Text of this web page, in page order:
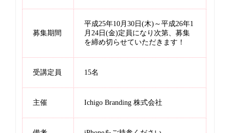
募集期間
平成25年10月30日(木)～平成26年1
月24日(金)定員になり次第、募集
を締め切らせていただきます！
受講定員 15名
主催 Ichigo Branding 株式会社